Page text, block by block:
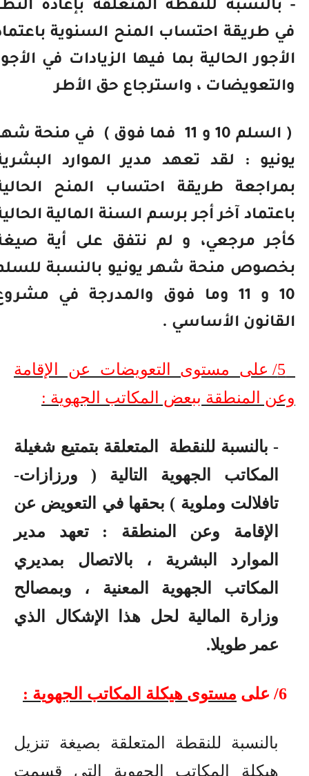
- بالنسبة للنقطة المتعلقة بإعادة النظر
في طريقة احتساب المنح السنوية باعتماد
الأجور الحالية بما فيها الزيادات في الأجور
والتعويضات ، واسترجاع حق الأطر
( السلم 10 و 11 فما فوق )
في منحة شهر
يونيو : لقد تعهد مدير الموارد البشرية
بمراجعة طريقة احتساب المنح الحالية
باعتماد آخر أجر برسم السنة المالية الحالية
كأجر مرجعي، و لم نتفق على أية صيغة
بخصوص منحة شهر يونيو بالنسبة للسلم
10 و 11 وما فوق والمدرجة في مشروع
القانون الأساسي .
5/ على مستوى التعويضات عن الإقامة
وعن المنطقة ببعض المكاتب الجهوية:
- بالنسبة للنقطة
المتعلقة بتمتيع شغيلة
المكاتب الجهوية التالية ( ورزازات-
تافلالت وملوية ) بحقها في التعويض عن
الإقامة وعن المنطقة : تعهد مدير
الموارد البشرية ، بالاتصال بمديري
المكاتب الجهوية المعنية ، وبمصالح
وزارة المالية لحل هذا الإشكال الذي
عمر طويلا.
6/ على مستوى هيكلة المكاتب الجهوية :
بالنسبة للنقطة المتعلقة بصيغة تنزيل
هيكلة المكاتب الجهوية التي قسمت